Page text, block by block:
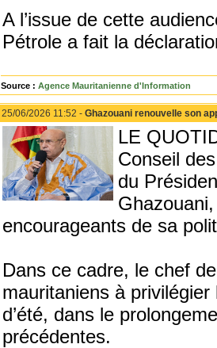
A l’issue de cette
Pétrole a fait la
Source : Agence Mauritanienne d'Information
25/06/2026 11:52 - Ghazouani renouvelle son
LE
Conseil
du
encourageants de sa
Dans ce cadre, le chef
mauritaniens à
d’été, dans le
précédentes.